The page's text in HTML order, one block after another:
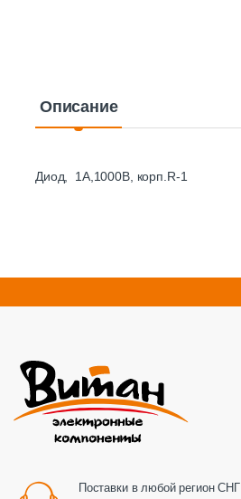
Описание
Диод, 1A,1000В, корп.R-1
Поставки в любой регион СНГ